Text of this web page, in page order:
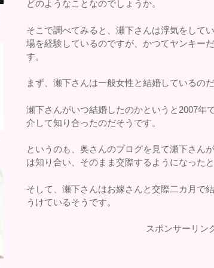
どのようなことなのでしょうか。
そこで調べてみると、瀬下さんは浮気をして
場を経験しているのですが、かつてヤンキー
す。
まず、瀬下さんは一般女性と結婚しているのだ
瀬下さんがいつ結婚したのかというと2007年
介して知り合ったのだそうです。
というのも、奥さんのブログを見て瀬下さん
は知り合い、そのまま交際するようになった
そして、瀬下さんはお嫁さんと交際二カ月で
うけているそうです。
スポンサーリン